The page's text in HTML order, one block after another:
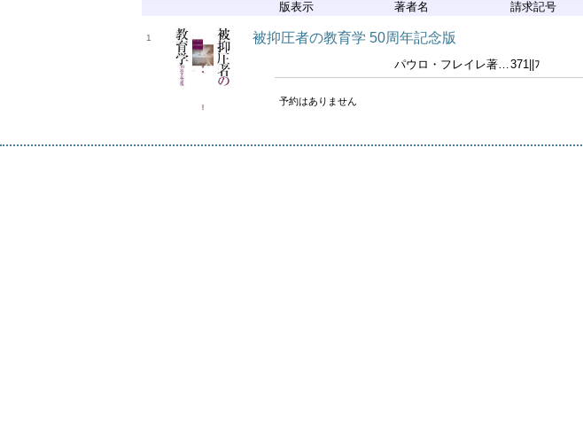
版表示 著者名 請求記号
1 被抑圧者の教育学 50周年記念版
パウロ・フレイレ著 三砂ちづる訳 371||ﾌ
予約はありません